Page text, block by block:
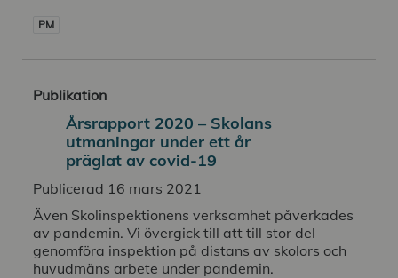
PM
Publikation
Årsrapport 2020 – Skolans
utmaningar under ett år
präglat av covid-19
Publicerad 16 mars 2021
Även Skolinspektionens verksamhet påverkades
av pandemin. Vi övergick till att till stor del
genomföra inspektion på distans av skolors och
huvudmäns arbete under pandemin.